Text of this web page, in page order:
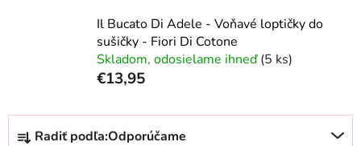
Il Bucato Di Adele - Voňavé loptičky do
sušičky - Fiori Di Cotone
Skladom, odosielame ihneď(5 ks)
€13,95
R
Radiť podľa:Odporúčame